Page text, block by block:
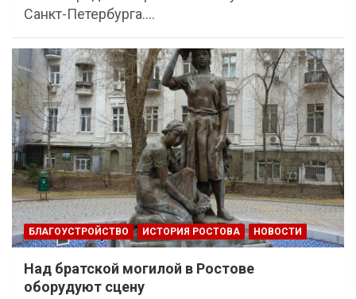
Санкт-Петербурга.…
БЛАГОУСТРОЙСТВО ИСТОРИЯ РОСТОВА НОВОСТИ
Над братской могилой в Ростове
оборудуют сцену